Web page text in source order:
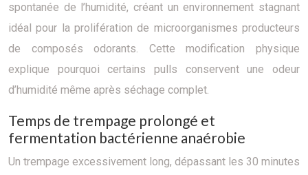
spontanée de l’humidité, créant un environnement stagnant
idéal pour la prolifération de microorganismes producteurs
de composés odorants. Cette modification physique
explique pourquoi certains pulls conservent une odeur
d’humidité même après séchage complet.
Temps de trempage prolongé et
fermentation bactérienne anaérobie
Un trempage excessivement long, dépassant les 30 minutes